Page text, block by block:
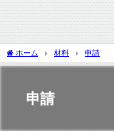
ホーム 材料 申請
申請